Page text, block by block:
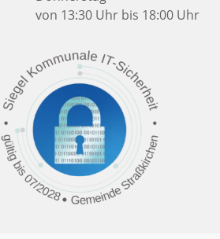
von 13:30 Uhr bis 18:00 Uhr